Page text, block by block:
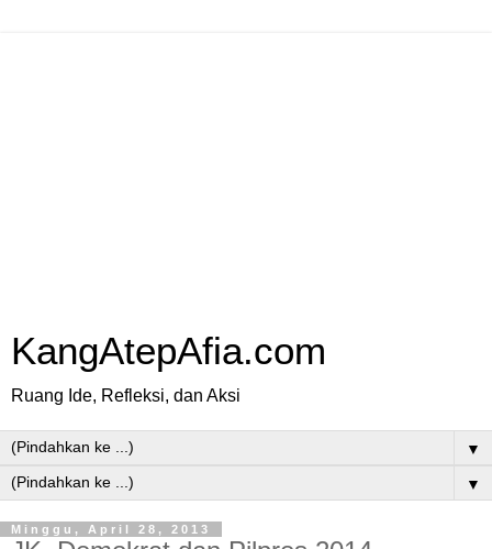
KangAtepAfia.com
Ruang Ide, Refleksi, dan Aksi
▼
▼
Minggu, April 28, 2013